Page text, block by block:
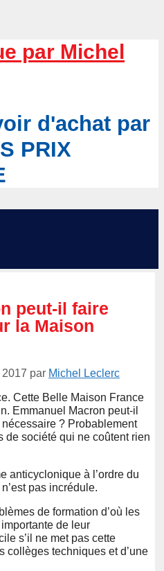
par Michel
d'achat par
PRIX
peut-il faire
la Maison
par Michel Leclerc
Cette Belle Maison France
Emmanuel Macron peut-il
? Probablement
de société qui ne coûtent rien
anticyclonique à l’ordre du
pas incrédule.
de formation d’où les
de leur
s’il ne met pas cette
collèges techniques et d’une